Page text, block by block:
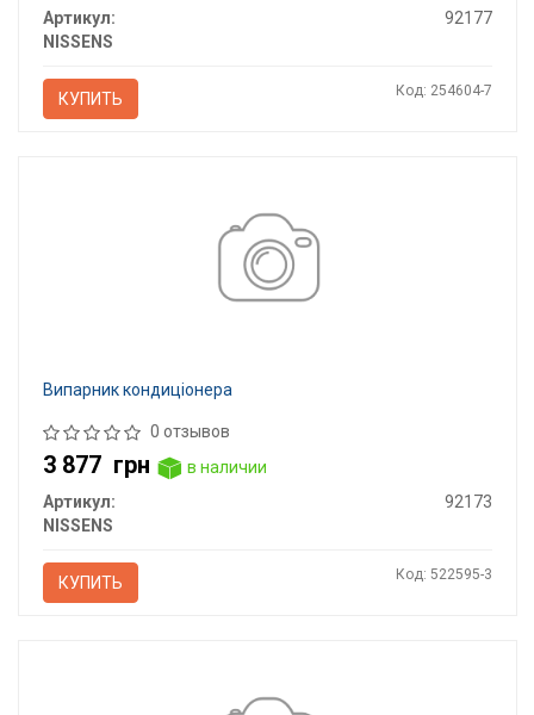
Артикул:
92177
NISSENS
КУПИТЬ Код: 254604-7
Випарник кондицiонера
0 отзывов
3 877 грн
в наличии
Артикул:
92173
NISSENS
КУПИТЬ Код: 522595-3